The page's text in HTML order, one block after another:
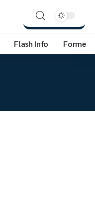
Flash Info Forme